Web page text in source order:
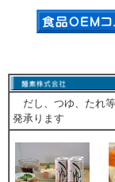
だし、つゆ、たれ
発承ります